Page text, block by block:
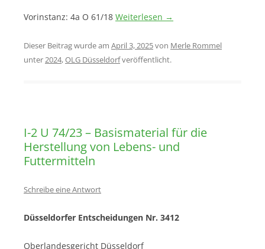
Vorinstanz: 4a O 61/18 Weiterlesen →
Dieser Beitrag wurde am April 3, 2025von Merle Rommel
unter 2024,OLG Düsseldorfveröffentlicht.
I-2 U 74/23 – Basismaterial für die
Herstellung von Lebens- und
Futtermitteln
Schreibe eine Antwort
Düsseldorfer Entscheidungen Nr. 3412
Oberlandesgericht Düsseldorf